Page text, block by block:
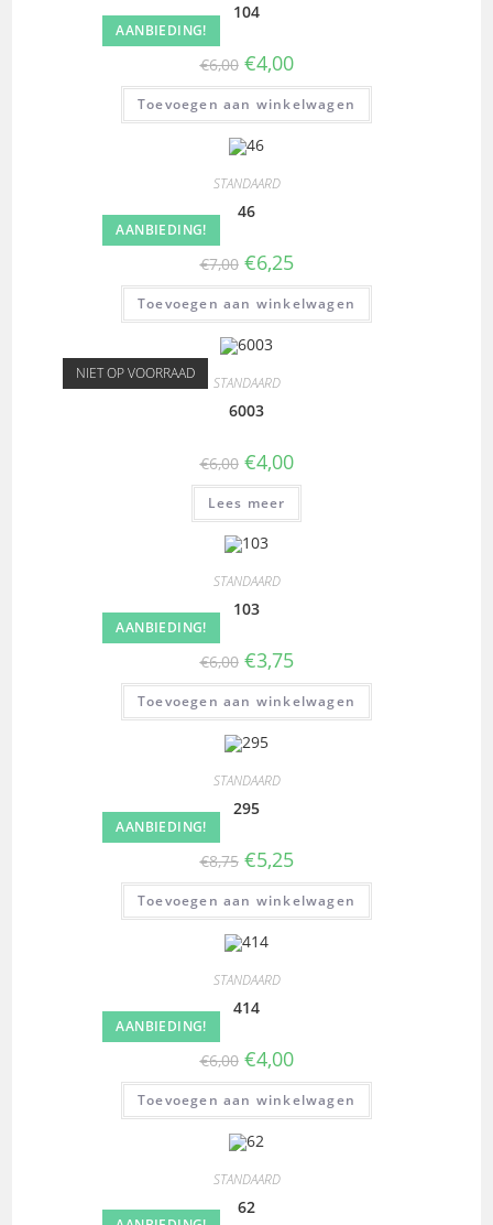
AANBIEDING!
104
€6,00 €4,00
Toevoegen aan winkelwagen
AANBIEDING!
STANDAARD
46
€7,00 €6,25
Toevoegen aan winkelwagen
NIET OP VOORRAAD STANDAARD
6003
€6,00 €4,00
Lees meer
AANBIEDING!
STANDAARD
103
€6,00 €3,75
Toevoegen aan winkelwagen
AANBIEDING!
STANDAARD
295
€8,75 €5,25
Toevoegen aan winkelwagen
AANBIEDING!
STANDAARD
414
€6,00 €4,00
Toevoegen aan winkelwagen
STANDAARD
62